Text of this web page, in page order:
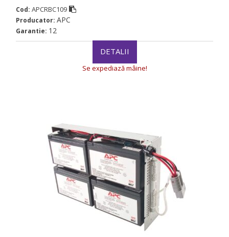
Cod: APCRBC109
Producator: APC
Garantie: 12
DETALII
Se expediază mâine!